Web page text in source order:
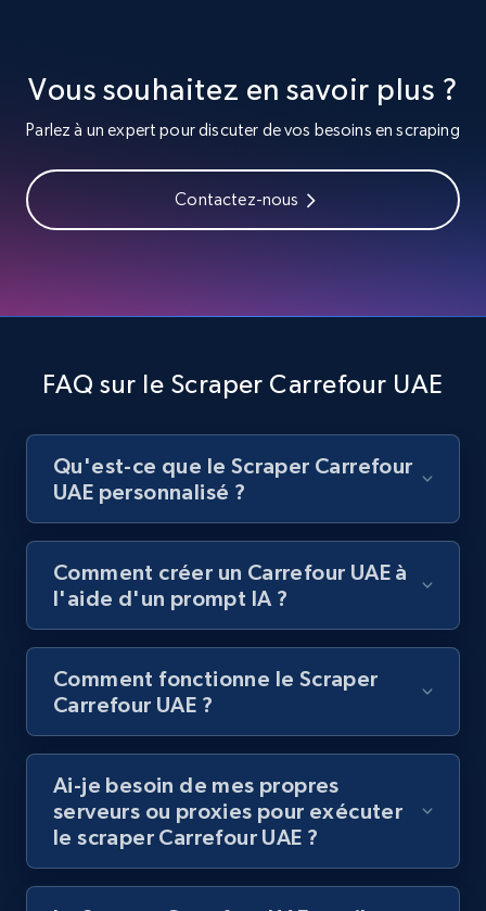
8.1K+ 714+ Essai gratuit
Youtube - Videos posts - Search videos by
Youtube - Videos posts - Collect YouTube
posts by hashtags
URL, Title, Youtuber, Youtuber md5, Video url,
714+
Youtube - Videos posts - Discovery records
URL, Title, Youtuber, Youtuber md5, Video url,
Video length, Likes, Views, and more.
Vous souhaitez en savoir plus ?
Parlez à un expert pour discuter de vos besoins en scraping
Contactez-nous
FAQ sur le Scraper Carrefour UAE
Qu'est-ce que le Scraper Carrefour
UAE personnalisé ?
Comment créer un Carrefour UAE à
l'aide d'un prompt IA ?
Comment fonctionne le Scraper
Carrefour UAE ?
Ai-je besoin de mes propres
serveurs ou proxies pour exécuter
le scraper Carrefour UAE ?